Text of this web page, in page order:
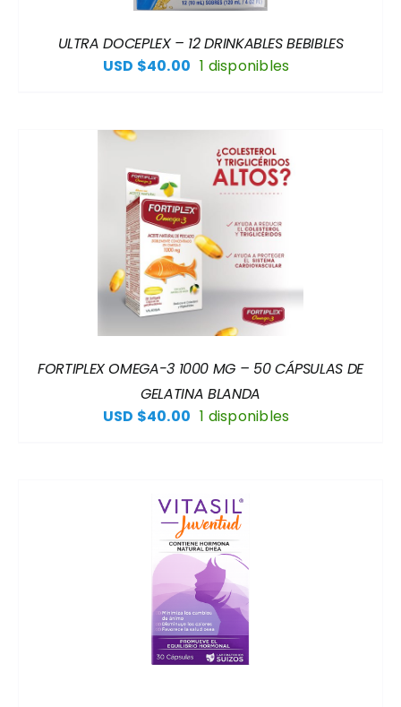
ULTRA DOCEPLEX – 12 DRINKABLES BEBIBLES
USD $40.00 1 disponibles
FORTIPLEX OMEGA-3 1000 MG – 50 CÁPSULAS DE
GELATINA BLANDA
USD $40.00 1 disponibles